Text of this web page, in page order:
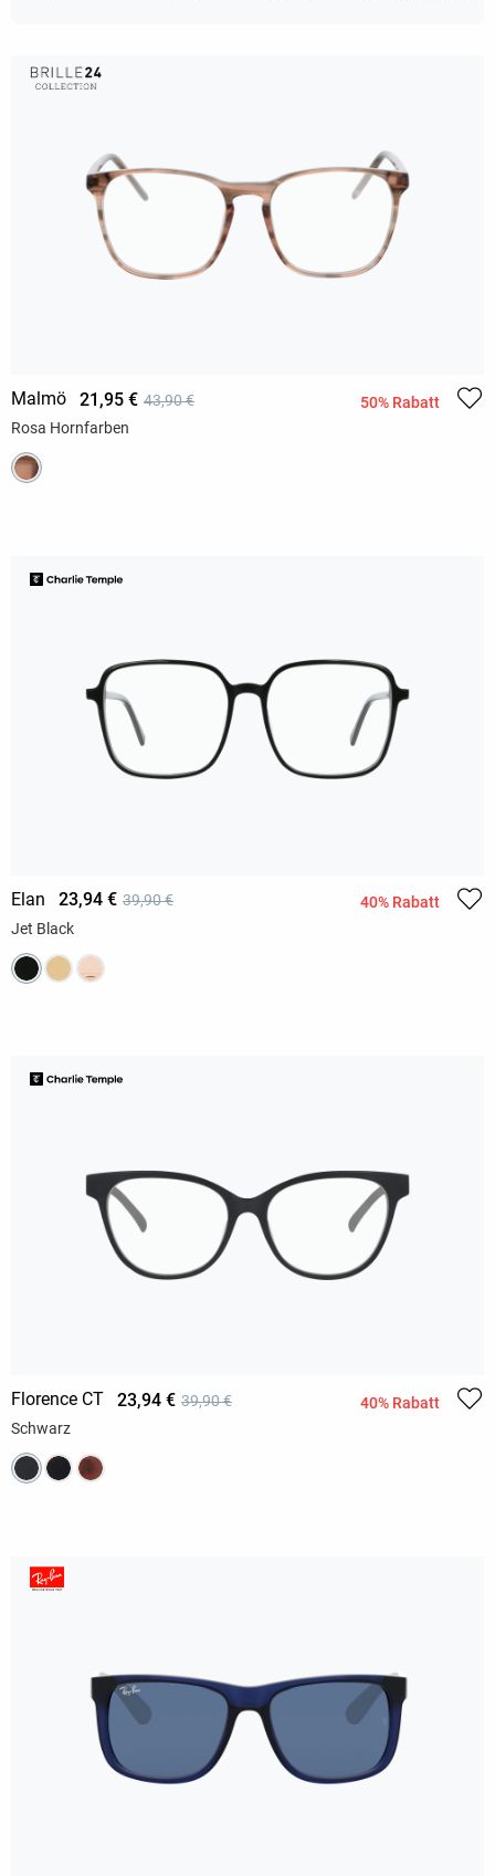
Malmö 21,95 € 43,90 €
50% Rabatt
Rosa Hornfarben
Elan 23,94 € 39,90 €
40% Rabatt
Jet Black
Florence CT 23,94 € 39,90 €
40% Rabatt
Schwarz